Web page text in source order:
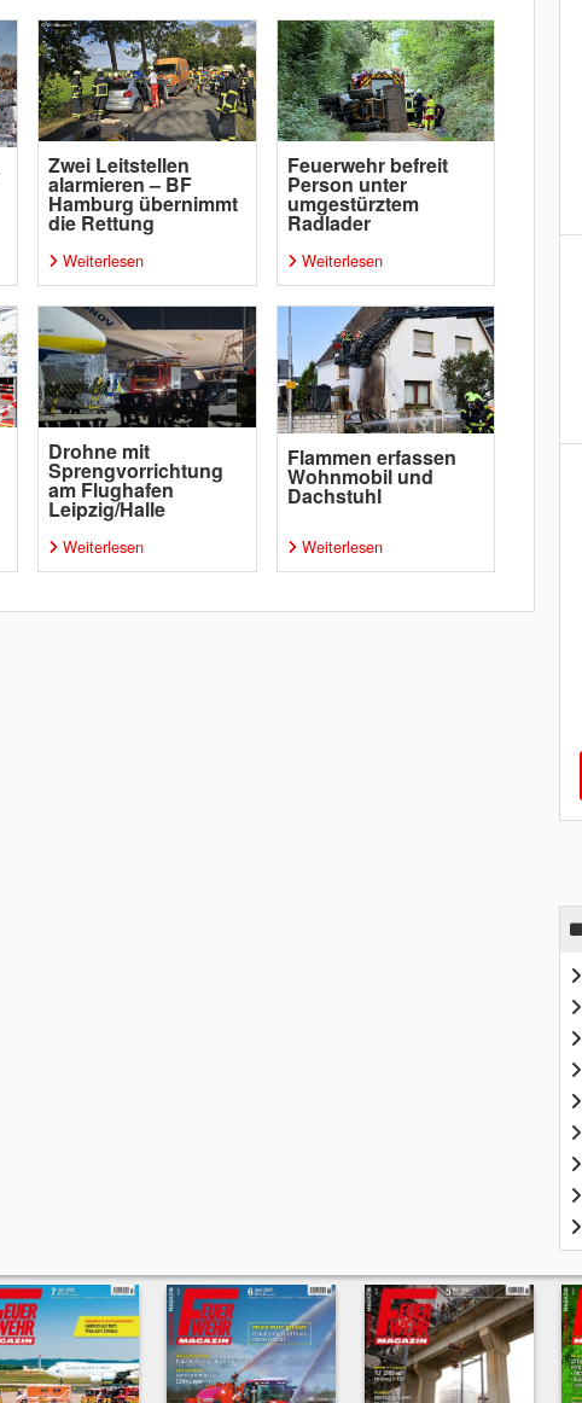
Zwei Leitstellen
alarmieren – BF
Hamburg übernimmt
die Rettung
Weiterlesen
Feuerwehr befreit
Person unter
umgestürztem
Radlader
Weiterlesen
Drohne mit
Sprengvorrichtung
am Flughafen
Leipzig/Halle
Weiterlesen
Flammen erfassen
Wohnmobil und
Dachstuhl
Weiterlesen